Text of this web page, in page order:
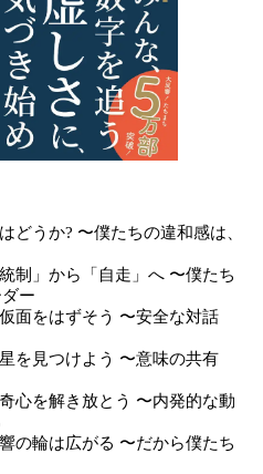
どうか? 〜僕たちの違和感は、
制」から「自走」へ 〜僕たち
ー
面をはずそう 〜安全な対話
を見つけよう 〜意味の共有
心を解き放とう 〜内発的な動
の輪は広がる 〜だから僕たち